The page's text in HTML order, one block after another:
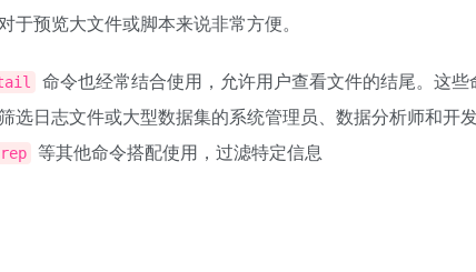
于预览大文件或脚本来说非常方便。
命令也经常结合使用，允许用户查看文件的结尾。这
选日志文件或大型数据集的系统管理员、数据分析师和开
等其他命令搭配使用，过滤特定信息